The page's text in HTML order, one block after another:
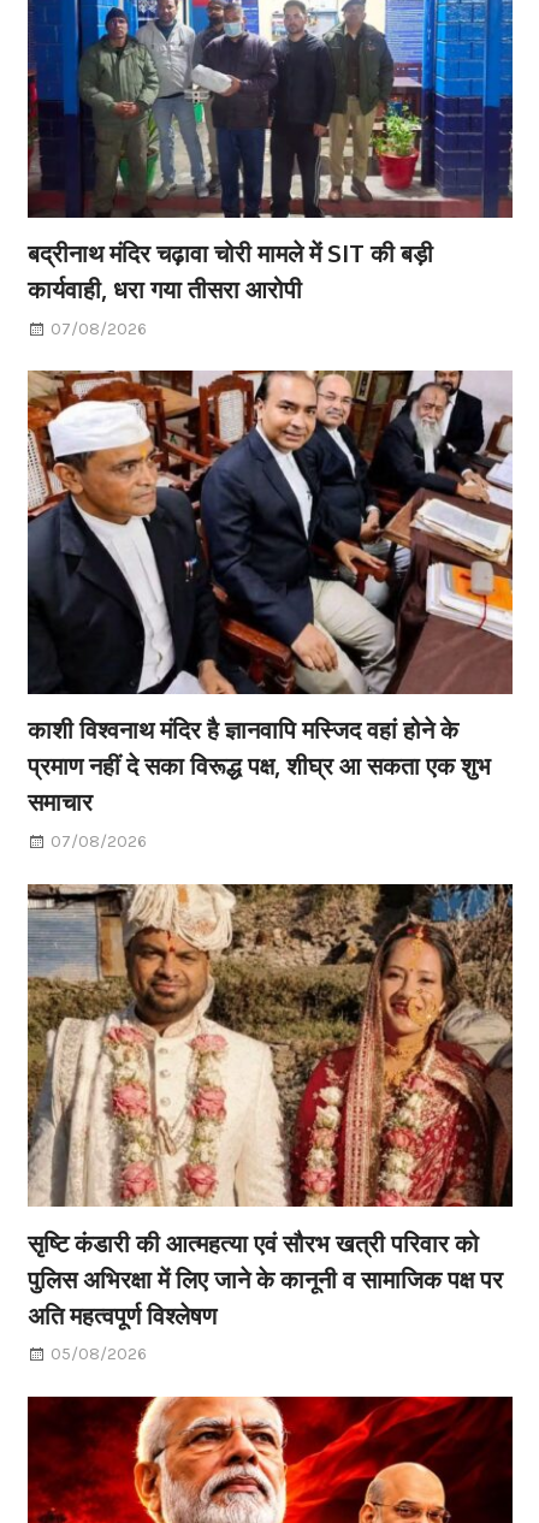
बद्रीनाथ मंदिर चढ़ावा चोरी मामले में SIT की बड़ी
कार्यवाही, धरा गया तीसरा आरोपी
07/08/2026
काशी विश्वनाथ मंदिर है ज्ञानवापि मस्जिद वहां होने के
प्रमाण नहीं दे सका विरूद्ध पक्ष, शीघ्र आ सकता एक शुभ
समाचार
07/08/2026
सृष्टि कंडारी की आत्महत्या एवं सौरभ खत्री परिवार को
पुलिस अभिरक्षा में लिए जाने के कानूनी व सामाजिक पक्ष पर
अति महत्वपूर्ण विश्लेषण
05/08/2026